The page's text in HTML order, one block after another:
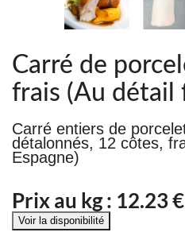
Carré de
frais (Au détail
Carré entiers de
détalonnés, 12 côtes,
Espagne)
Prix au kg : 12.23